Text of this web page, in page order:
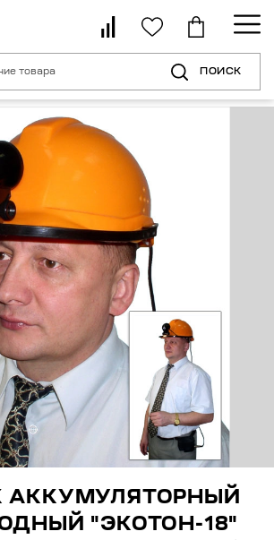
ПОИСК
Средства индивидуальной безопасности
АККУМУЛЯТОРНЫЙ
"ЭКОТОН-18"